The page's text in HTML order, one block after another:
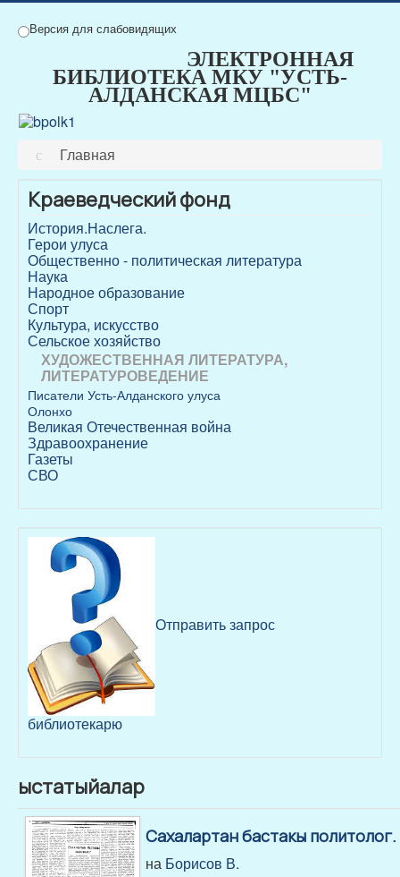
Версия для слабовидящих
ЭЛЕКТРОННАЯ
БИБЛИОТЕКА МКУ "УСТЬ-
АЛДАНСКАЯ МЦБС"
Главная
Краеведческий фонд
История.Наслега.
Герои улуса
Общественно - политическая литература
Наука
Народное образование
Спорт
Культура, искусство
Сельское хозяйство
ХУДОЖЕСТВЕННАЯ ЛИТЕРАТУРА,
ЛИТЕРАТУРОВЕДЕНИЕ
Писатели Усть-Алданского улуса
Олонхо
Великая Отечественная война
Здравоохранение
Газеты
СВО
Отправить запрос
библиотекарю
ыстатыйалар
Сахалартан бастакы политолог.
на Борисов В.